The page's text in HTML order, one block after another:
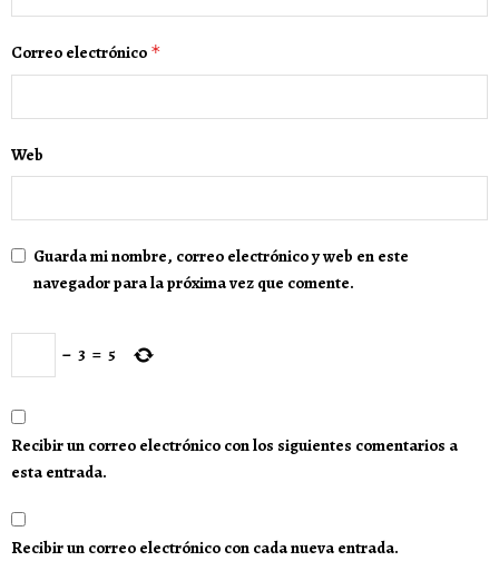
Correo electrónico *
Web
Guarda mi nombre, correo electrónico y web en este
navegador para la próxima vez que comente.
− 3 = 5
Recibir un correo electrónico con los siguientes comentarios a
esta entrada.
Recibir un correo electrónico con cada nueva entrada.